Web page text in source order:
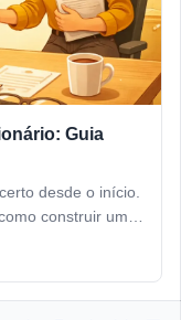
Guia
desde o início.
construir uma